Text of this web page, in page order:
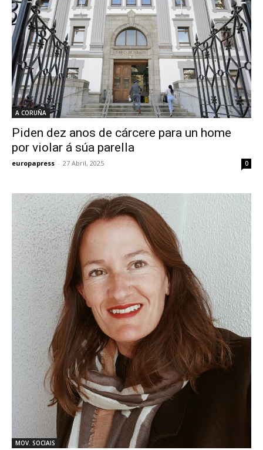
A CORUÑA
Piden dez anos de cárcere para un home
por violar á súa parella
europapress - 27 Abril, 2025 0
MOV. SOCIAIS